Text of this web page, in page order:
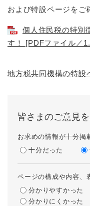
および特設ページをご
個人住民税の特別
す！ [PDFファイル／
地方税共同機構の特設
皆さまのご意見
お求めの情報が十分掲
十分だった
ページの構成や内容、
分かりやすかった
分かりにくかった